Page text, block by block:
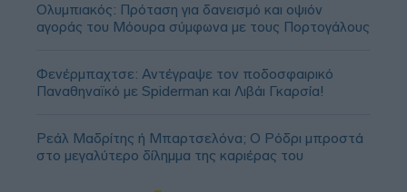
Ολυμπιακός: Πρόταση για δανεισμό και οψιόν
αγοράς του Μόουρα σύμφωνα με τους Πορτογάλους
Φενέρμπαχτσε: Αντέγραψε τον ποδοσφαιρικό
Παναθηναϊκό με Spiderman και Λιβάι Γκαρσία!
Ρεάλ Μαδρίτης ή Μπαρτσελόνα; Ο Ρόδρι μπροστά
στο μεγαλύτερο δίλημμα της καριέρας του